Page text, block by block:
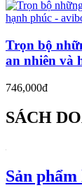
Trọn bộ
an nhiên và
746,000đ
SÁCH
Sản